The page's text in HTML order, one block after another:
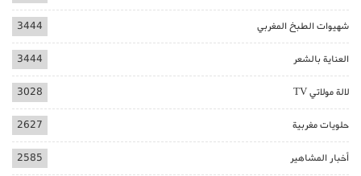
شهيوات الطبخ المغربي 3444
العناية بالشعر 3444
لالة مولاتي TV 3028
حلويات مغربية 2627
أخبار المشاهير 2585